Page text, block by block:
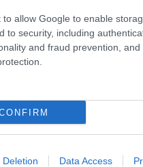
to allow Google to enable
to security, including
and fraud prevention, and
Deletion Data Access
A csakfoci.hu üzemeltetője: